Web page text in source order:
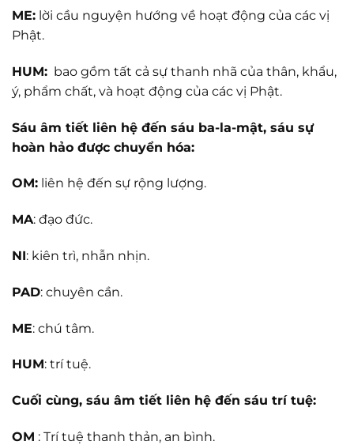
ME: lời cầu nguyện hướng về hoạt động của các vị
Phật.
HUM: bao gồm tất cả sự thanh nhã của thân, khẩu,
ý, phẩm chất, và hoạt động của các vị Phật.
Sáu âm tiết liên hệ đến sáu ba-la-mật, sáu sự
hoàn hảo được chuyển hóa:
OM: liên hệ đến sự rộng lượng.
MA: đạo đức.
NI: kiên trì, nhẫn nhịn.
PAD: chuyên cần.
ME: chú tâm.
HUM: trí tuệ.
Cuối cùng, sáu âm tiết liên hệ đến sáu trí tuệ:
OM : Trí tuệ thanh thản, an bình.